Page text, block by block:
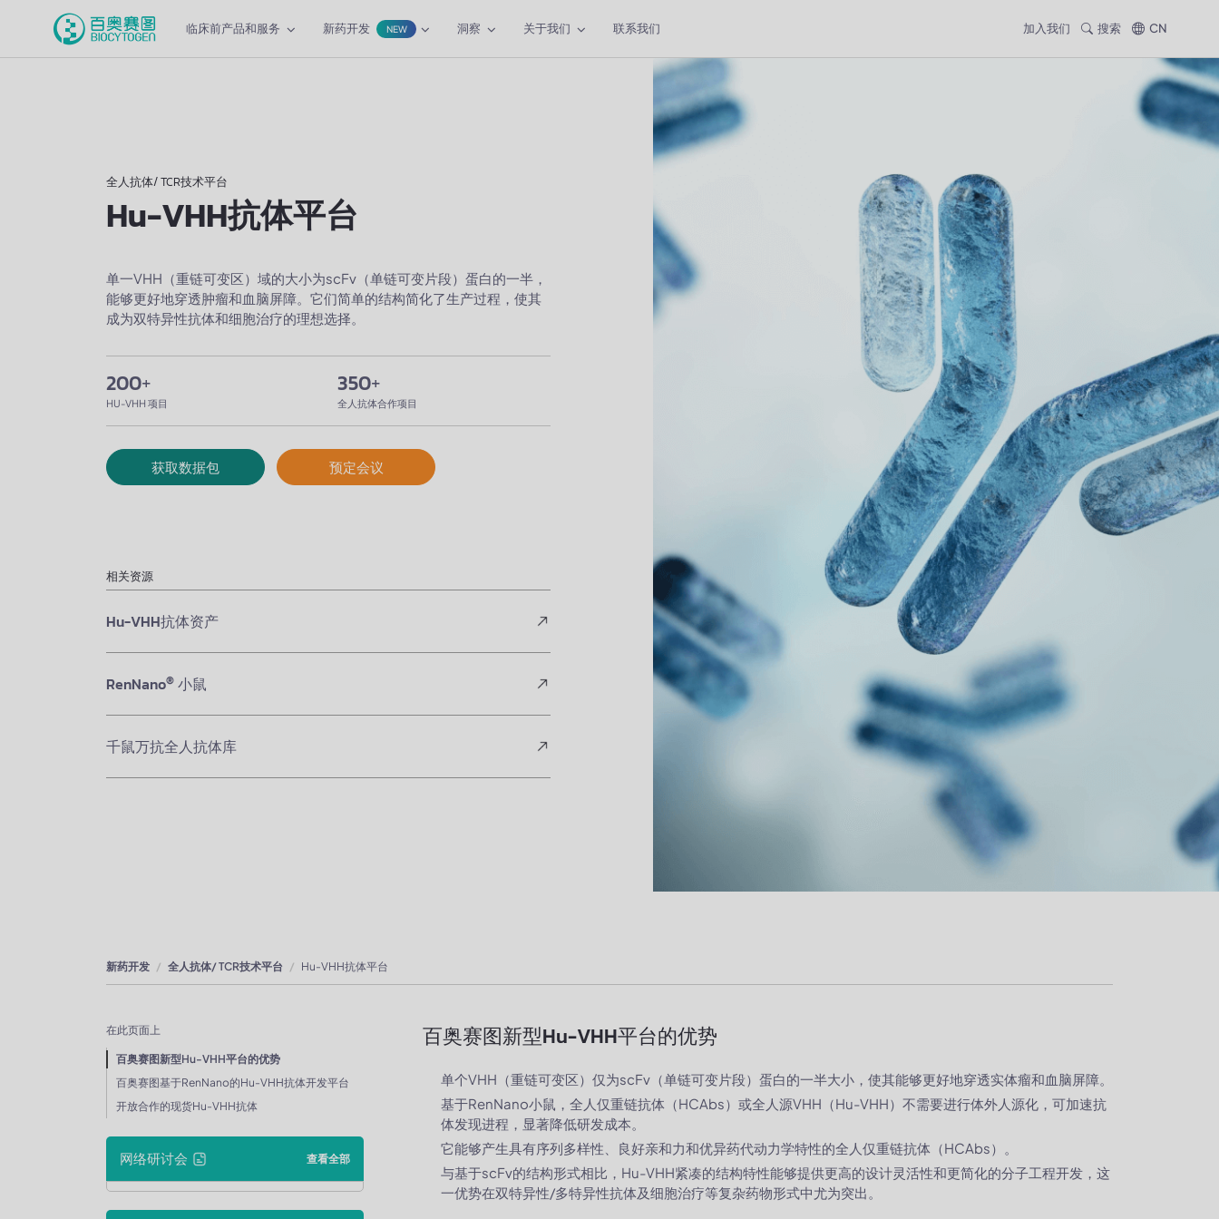
临床前产品和服务 新药开发 NEW 洞察 关于我们 联系我们 加入我们 搜索 CN
全人抗体/ TCR技术平台
Hu-VHH抗体平台
单一VHH（重链可变区）域的大小为scFv（单链可变片段）蛋白的一半，
能够更好地穿透肿瘤和血脑屏障。它们简单的结构简化了生产过程，使其
成为双特异性抗体和细胞治疗的理想选择。
200+
HU-VHH 项目
350+
全人抗体合作项目
获取数据包 预定会议
相关资源
Hu-VHH抗体资产
RenNano® 小鼠
千鼠万抗全人抗体库
新药开发 全人抗体/ TCR技术平台 Hu-VHH抗体平台
在此页面上
百奥赛图新型Hu-VHH平台的优势
百奥赛图基于RenNano的Hu-VHH抗体开发平台
开放合作的现货Hu-VHH抗体
网络研讨会 查看全部
百奥赛图新型Hu-VHH平台的优势
单个VHH（重链可变区）仅为scFv（单链可变片段）蛋白的一半大小，使其能够更好地穿透实体瘤和血脑屏障。
基于RenNano小鼠，全人仅重链抗体（HCAbs）或全人源VHH（Hu-VHH）不需要进行体外人源化，可加速抗
体发现进程，显著降低研发成本。
它能够产生具有序列多样性、良好亲和力和优异药代动力学特性的全人仅重链抗体（HCAbs）。
与基于scFv的结构形式相比，Hu-VHH紧凑的结构特性能够提供更高的设计灵活性和更简化的分子工程开发，这
一优势在双特异性/多特异性抗体及细胞治疗等复杂药物形式中尤为突出。